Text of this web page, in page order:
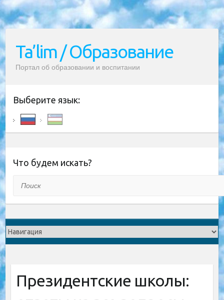
Ta’lim / Образование
Портал об образовании и воспитании
Выберите язык:
Что будем искать?
Президентские школы: